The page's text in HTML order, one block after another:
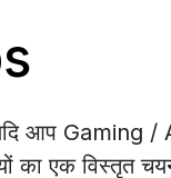
यदि आप
का एक विस्तृत